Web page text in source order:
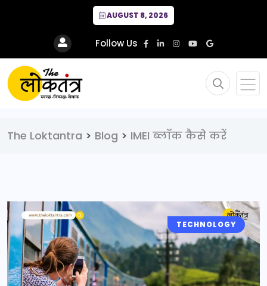
AUGUST 8, 2026
Follow Us
The Loktantra > Blog > IMEI ब्लॉक कैसे करें
TECHNOLOGY